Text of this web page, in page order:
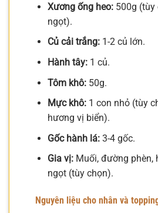
Xương ống heo:500g (tùy
ngọt).
Củ cải trắng:1-2 củ lớn.
Hành tây:1 củ.
Tôm khô:50g.
Mực khô:1 con nhỏ (tùy
hương vị biển).
Gốc hành lá:3-4 gốc.
Gia vị:Muối, đường phèn,
ngọt (tùy chọn).
Nguyên liệu cho nhân và